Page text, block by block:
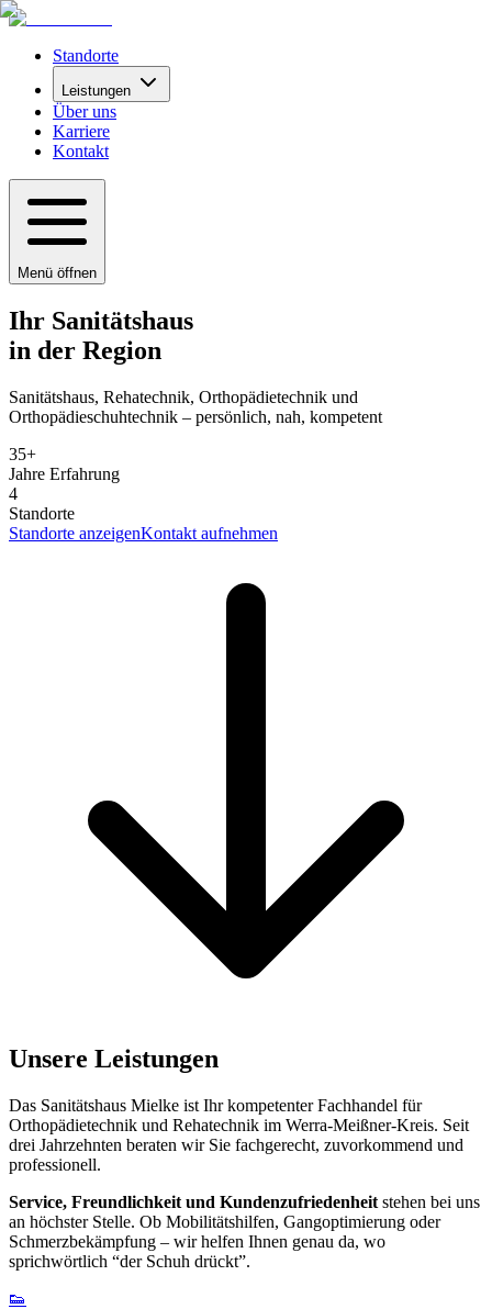
Standorte
Leistungen
Über uns
Karriere
Kontakt
Menü öffnen
Ihr Sanitätshaus
in der Region
Sanitätshaus, Rehatechnik, Orthopädietechnik und
Orthopädieschuhtechnik – persönlich, nah, kompetent
35+
Jahre Erfahrung
4
Standorte
Standorte anzeigenKontakt aufnehmen
Unsere Leistungen
Das Sanitätshaus Mielke ist Ihr kompetenter Fachhandel für
Orthopädietechnik und Rehatechnik im Werra-Meißner-Kreis. Seit
drei Jahrzehnten beraten wir Sie fachgerecht, zuvorkommend und
professionell.
Service, Freundlichkeit und Kundenzufriedenheit stehen bei uns
an höchster Stelle. Ob Mobilitätshilfen, Gangoptimierung oder
Schmerzbekämpfung – wir helfen Ihnen genau da, wo
sprichwörtlich “der Schuh drückt”.
👟